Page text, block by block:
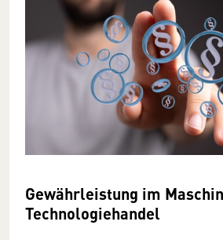
Gewährleistung im
Technologiehandel